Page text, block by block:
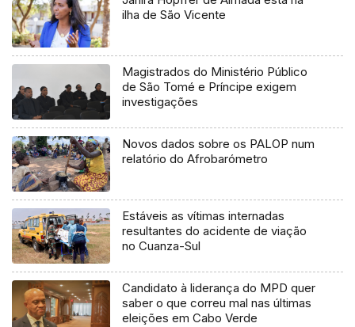
ilha de São Vicente
Magistrados do Ministério Público
de São Tomé e Príncipe exigem
investigações
Novos dados sobre os PALOP num
relatório do Afrobarómetro
Estáveis as vítimas internadas
resultantes do acidente de viação
no Cuanza-Sul
Candidato à liderança do MPD quer
saber o que correu mal nas últimas
eleições em Cabo Verde